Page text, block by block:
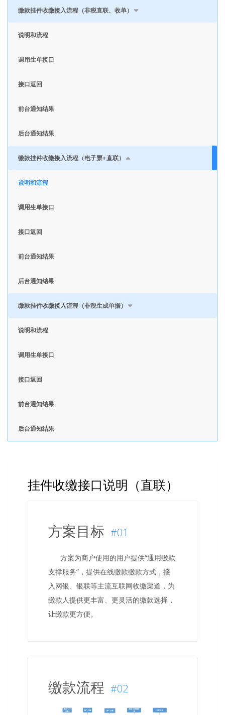
缴款挂件收缴接入流程（非税直联、收单）
说明和流程
调用生单接口
接口返回
前台通知结果
后台通知结果
缴款挂件收缴接入流程（电子票+直联）
说明和流程
调用生单接口
接口返回
前台通知结果
后台通知结果
缴款挂件收缴接入流程（非税生成单据）
说明和流程
调用生单接口
接口返回
前台通知结果
后台通知结果
挂件收缴接口说明（直联）
方案目标 #01
方案为商户使用的用户提供“通用缴款
支撑服务”，提供在线缴款缴款方式，接
入网银、银联等主流互联网收缴渠道，为
缴款人提供更丰富、更灵活的缴款选择，
让缴款更方便。
缴款流程 #02